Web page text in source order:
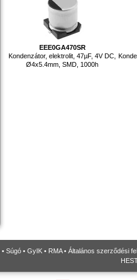
EEE0GA470SR
Kondenzátor, elektrolit, 47µF, 4V DC,
Ø4x5.4mm, SMD, 1000h
• Súgó • GyIK • RMA• Általános szerződési